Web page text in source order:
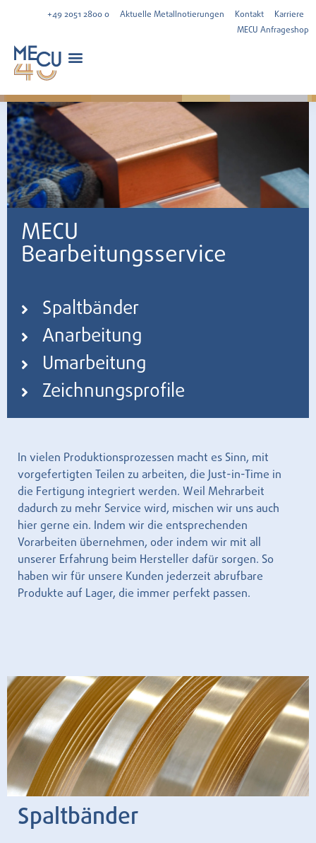
+49 2051 2800 0 Aktuelle Metallnotierungen Kontakt
Karriere
MECU Anfrageshop
MECU
Bearbeitungsservice
Spaltbänder
Anarbeitung
Umarbeitung
Zeichnungsprofile
In vielen Produktionsprozessen macht es Sinn, mit
vorgefertigten Teilen zu arbeiten, die Just-in-Time in
die Fertigung integriert werden. Weil Mehrarbeit
dadurch zu mehr Service wird, mischen wir uns auch
hier gerne ein. Indem wir die entsprechenden
Vorarbeiten übernehmen, oder indem wir mit all
unserer Erfahrung beim Hersteller dafür sorgen. So
haben wir für unsere Kunden jederzeit abrufbare
Produkte auf Lager, die immer perfekt passen.
Spaltbänder